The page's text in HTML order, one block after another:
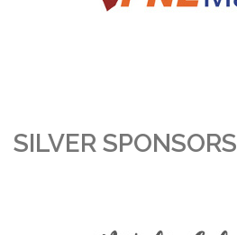
SILVER SPONSORS